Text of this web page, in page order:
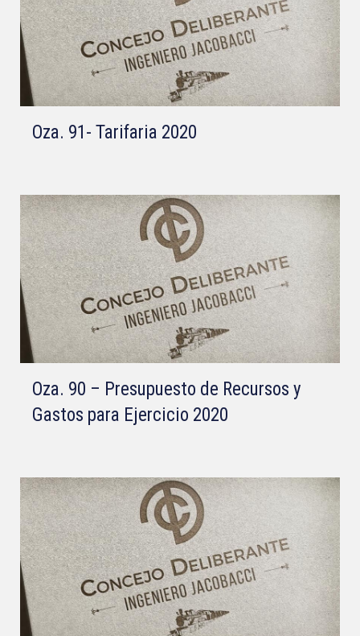
Oza. 91- Tarifaria 2020
Oza. 90 – Presupuesto de Recursos y
Gastos para Ejercicio 2020